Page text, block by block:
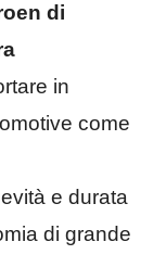
di
in
come
e durata
di grande